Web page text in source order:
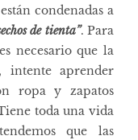
condenadas a
de tienta”. Para
necesario que la
intente aprender
ropa y zapatos
toda una vida
que las